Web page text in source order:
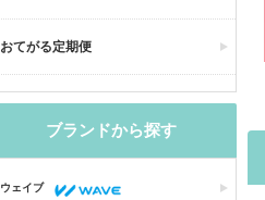
おてがる定期便
ブランドから探す
ウェイブ